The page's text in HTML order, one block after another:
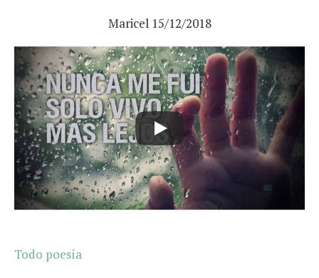
Maricel 15/12/2018
Todo poesía